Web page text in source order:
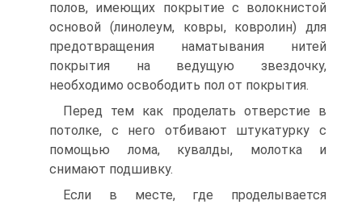
полов, имеющих покрытие с волокнистой
основой (линолеум, ковры, ковролин) для
предотвращения наматывания нитей
покрытия на ведущую звездочку,
необходимо освободить пол от покрытия.
Перед тем как проделать отверстие в
потолке, с него отбивают штукатурку с
помощью лома, кувалды, молотка и
снимают подшивку.
Если в месте, где проделывается